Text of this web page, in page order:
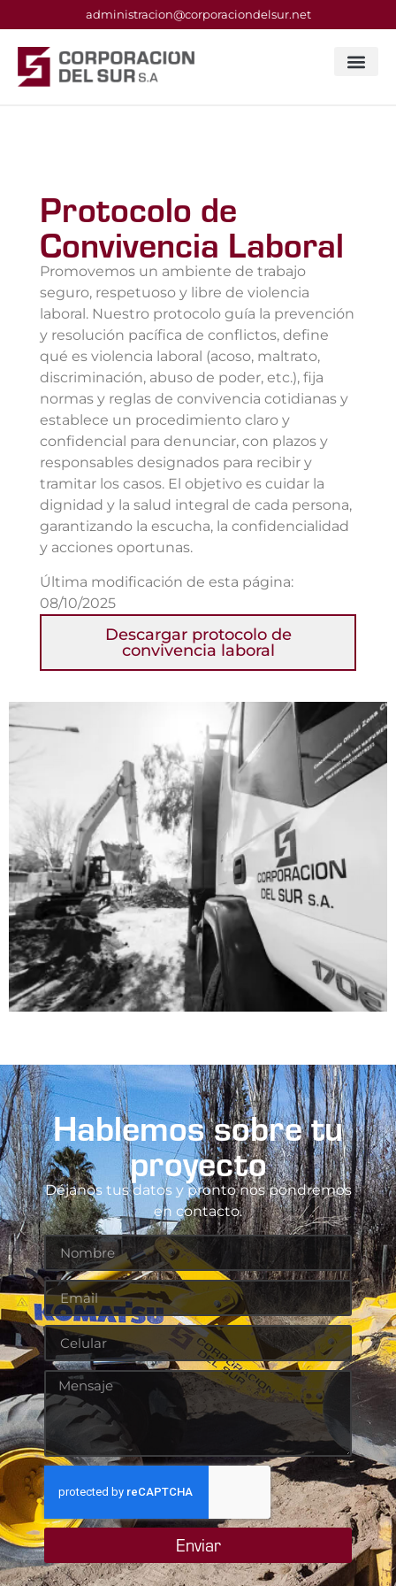
administracion@corporaciondelsur.net
Protocolo de
Convivencia Laboral
Promovemos un ambiente de trabajo
seguro, respetuoso y libre de violencia
laboral. Nuestro protocolo guía la prevención
y resolución pacífica de conflictos, define
qué es violencia laboral (acoso, maltrato,
discriminación, abuso de poder, etc.), fija
normas y reglas de convivencia cotidianas y
establece un procedimiento claro y
confidencial para denunciar, con plazos y
responsables designados para recibir y
tramitar los casos. El objetivo es cuidar la
dignidad y la salud integral de cada persona,
garantizando la escucha, la confidencialidad
y acciones oportunas.
Última modificación de esta página:
08/10/2025
Descargar protocolo de
convivencia laboral
Hablemos sobre tu
proyecto
Déjanos tus datos y pronto nos pondremos
en contacto.
Enviar